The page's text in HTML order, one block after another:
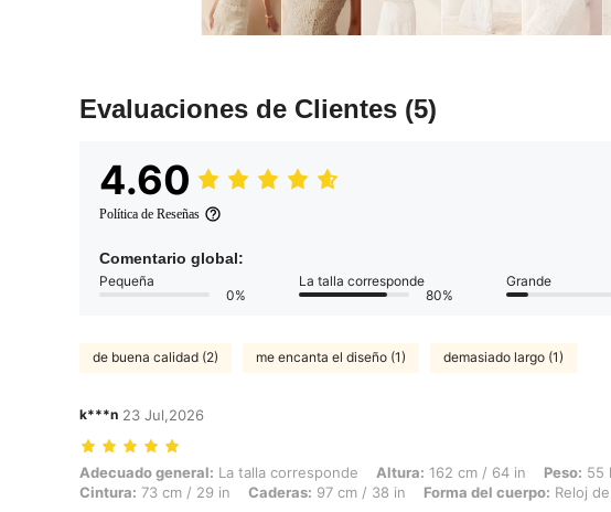
Evaluaciones de Clientes (5)
4.60
Política de Reseñas
Comentario global:
Pequeña
0%
La talla corresponde
80%
Grande
de buena calidad (2) me encanta el diseño (1) demasiado largo (1)
k***n 23 Jul,2026
Adecuado general: La talla corresponde, Altura: 162 cm / 64 in, Peso: 55 kg / 121 lbs,
Adecuado general: La talla corresponde Altura: 162 cm / 64 in Peso: 55
Cintura: 73 cm / 29 in Caderas: 97 cm / 38 in Forma del cuerpo: Reloj